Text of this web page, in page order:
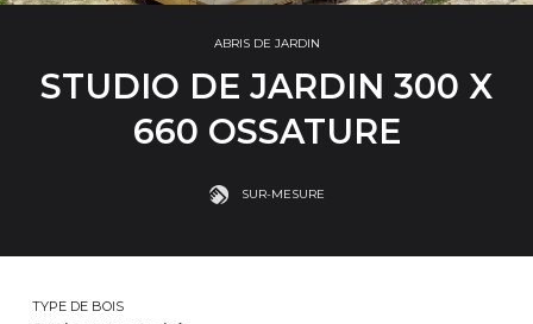
ABRIS DE JARDIN
STUDIO DE JARDIN 300 X
660 OSSATURE
SUR-MESURE
TYPE DE BOIS